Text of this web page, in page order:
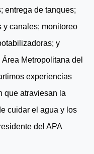
entrega de tanques;
y canales; monitoreo
y
Metropolitana del
experiencias
que atraviesan la
cuidar el agua y los
del APA